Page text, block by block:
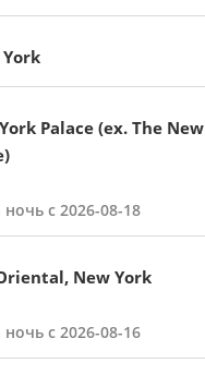
Palace (ex. The New
с 2026-08-18
New York
с 2026-08-16